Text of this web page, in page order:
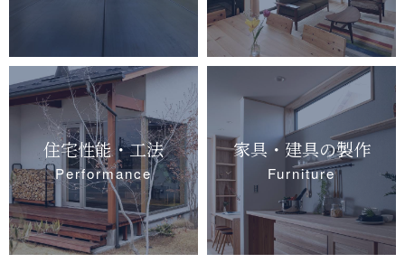
住宅性能・工法
Performance
家具・建具の製作
Furniture